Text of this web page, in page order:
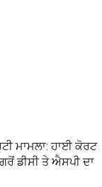
ਮਾਮਲਾ: ਹਾਈ ਕੋਰਟ
ਡੀਸੀ ਤੇ ਐਸਪੀ ਦਾ